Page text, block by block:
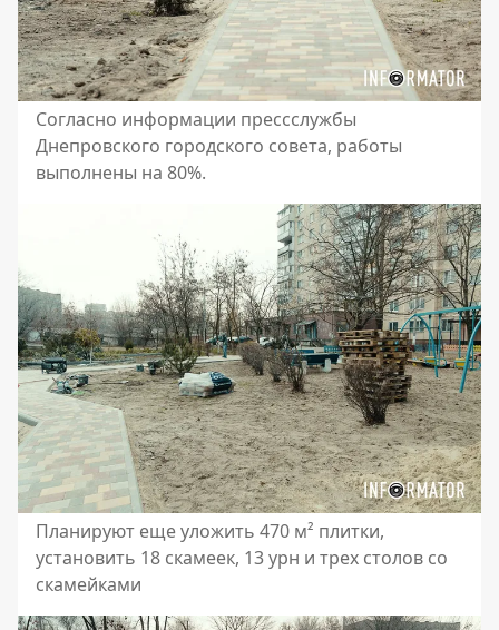
Согласно информации прессслужбы
Днепровского городского совета, работы
выполнены на 80%.
Планируют еще уложить 470 м² плитки,
установить 18 скамеек, 13 урн и трех столов со
скамейками